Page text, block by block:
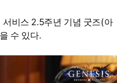
비스 2.5주년 기념 굿즈(아
수 있다.